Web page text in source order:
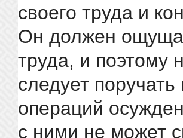
своего труда и
Он должен
труда, и поэтому
следует
операций
с ними не может